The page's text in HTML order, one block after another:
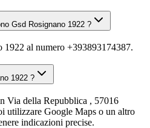
Gsd Rosignano 1922 ?
1922 al numero +393893174387.
1922 ?
Via della Repubblica , 57016
utilizzare Google Maps o un altro
indicazioni precise.